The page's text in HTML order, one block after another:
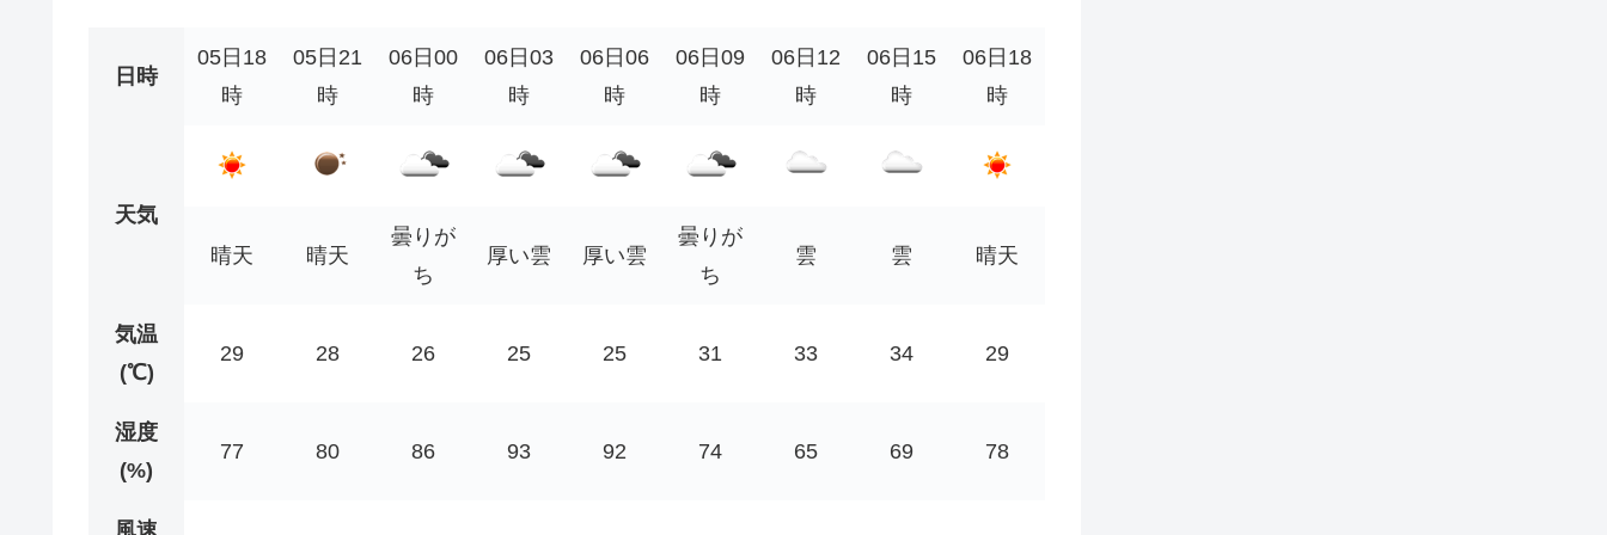
日時
05日18
時
05日21
時
06日00
時
06日03
時
06日06
時
06日09
時
06日12
時
06日15
時
06日18
時
天気
晴天
晴天
曇りが
ち
厚い雲 厚い雲
曇りが
ち
雲 雲 晴天
気温
(℃)
29 28 26 25 25 31 33 34 29
湿度
(%)
77 80 86 93 92 74 65 69 78
風速